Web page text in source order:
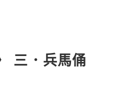
三．兵馬俑